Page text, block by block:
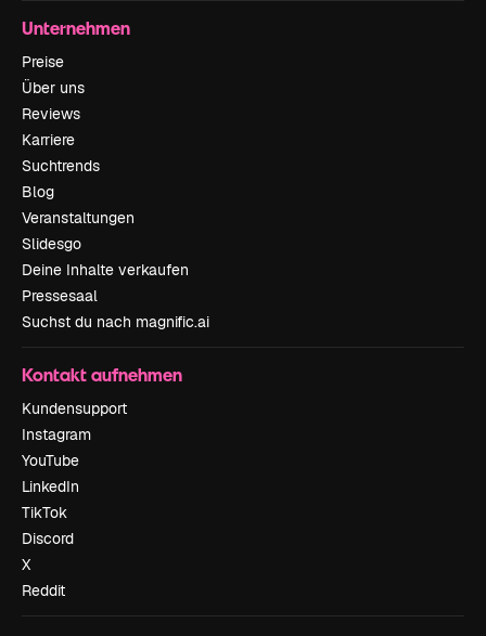
Unternehmen
Preise
Über uns
Reviews
Karriere
Suchtrends
Blog
Veranstaltungen
Slidesgo
Deine Inhalte verkaufen
Pressesaal
Suchst du nach magnific.ai
Kontakt aufnehmen
Kundensupport
Instagram
YouTube
LinkedIn
TikTok
Discord
X
Reddit